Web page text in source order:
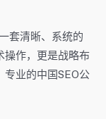
套清晰、系统的
操作，更是战略布
专业的中国SEO公